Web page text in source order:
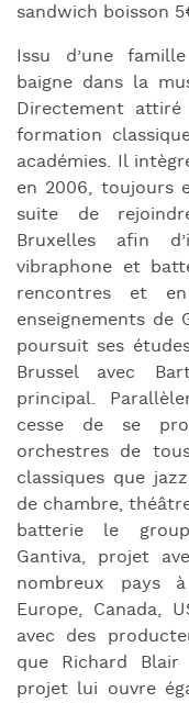
sandwich boisson
Issu d’une
baigne dans la
Directement
formation
académies. Il
en 2006, toujours
suite de
Bruxelles afin
vibraphone et
rencontres et
enseignements de
poursuit ses
Brussel avec
principal.
cesse de se
orchestres de
classiques que
de chambre,
batterie le
Gantiva, projet
nombreux pays
Europe, Canada,
avec des
que Richard
projet lui ouvre